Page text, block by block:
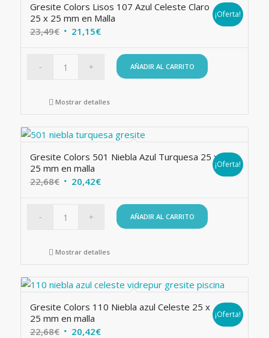
Gresite Colors Lisos 107 Azul Celeste Claro
25 x 25 mm en Malla
23,49€ El
era:
21,15€El
actual
¡Oferta!
AÑADIR AL CARRITO
Mostrar detalles
Gresite Colors 501 Niebla Azul Turquesa 25 x
25 mm en malla
22,68€ El
era:
20,42€El
actual
¡Oferta!
AÑADIR AL CARRITO
Mostrar detalles
Gresite Colors 110 Niebla azul Celeste 25 x
25 mm en malla
22,68€ El 20,42€El
¡Oferta!